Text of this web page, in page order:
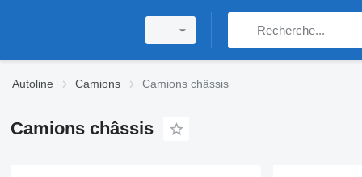
Autoline Camions Camions châssis
Camions châssis